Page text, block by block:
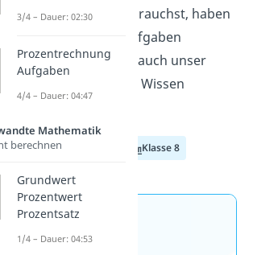
Prozentrechnung brauchst, haben
wir für dich ein paar Aufgaben
vorbereitet. Schaue dir auch unser
Video dazu an, um dein Wissen
aufzufrischen!
Klasse 6 Klasse 8
Jetzt neu: Teste dein
Wissen mit unseren
3/4 – Dauer: 02:30
Prozentrechnung
Aufgaben
4/4 – Dauer: 04:47
Mathematik
berechnen
Grundwert
Prozentwert
Prozentsatz
1/4 – Dauer: 04:53